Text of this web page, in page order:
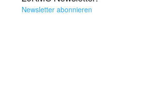
Newsletter abonnieren